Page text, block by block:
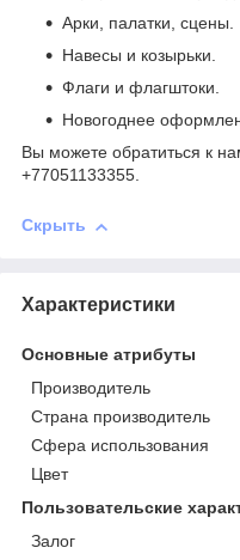
Арки, палатки, сцены.
Навесы и козырьки.
Флаги и флагштоки.
Новогоднее
Вы можете обратиться к
+77051133355.
Скрыть
Характеристики
Основные атрибуты
Производитель
Страна производитель
Сфера использования
Цвет
Пользовательские
Залог